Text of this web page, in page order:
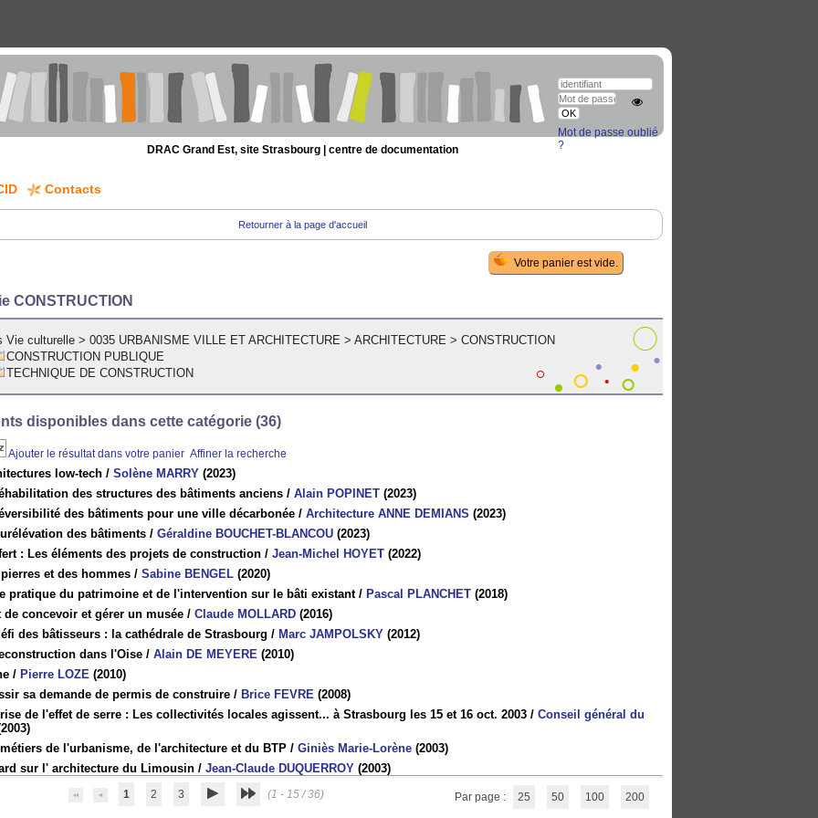
DRAC Grand Est, site Strasbourg | centre de documentation
Contacts
Retourner à la page d'accueil
CONSTRUCTION
Vie culturelle >0035 URBANISME VILLE ET ARCHITECTURE >ARCHITECTURE >CONSTRUCTION
CONSTRUCTION PUBLIQUE
TECHNIQUE DE CONSTRUCTION
disponibles dans cette catégorie (36)
Ajouter le résultat dans votre panier Affiner la recherche
low-tech /Solène MARRY (2023)
des structures des bâtiments anciens /Alain POPINET (2023)
des bâtiments pour une ville décarbonée /Architecture ANNE DEMIANS (2023)
des bâtiments /Géraldine BOUCHET-BLANCOU (2023)
: Les éléments des projets de construction /Jean-Michel HOYET (2022)
et des hommes /Sabine BENGEL (2020)
pratique du patrimoine et de l'intervention sur le bâti existant/ Pascal PLANCHET (2018)
de concevoir et gérer un musée /Claude MOLLARD (2016)
des bâtisseurs : la cathédrale de Strasbourg / Marc JAMPOLSKY (2012)
dans l'Oise /Alain DE MEYERE (2010)
/ Pierre LOZE (2010)
sa demande de permis de construire / Brice FEVRE (2008)
de l'effet de serre : Les collectivités locales agissent... à Strasbourg les 15 et 16 oct. 2003 /Conseil général du
de l'urbanisme, de l'architecture et du BTP /Giniès Marie-Lorène (2003)
sur l' architecture du Limousin /Jean-Claude DUQUERROY (2003)
1 2 3 (1 - 15 / 36) Par page : 25 50 100 200
Mot de passe oublié
?